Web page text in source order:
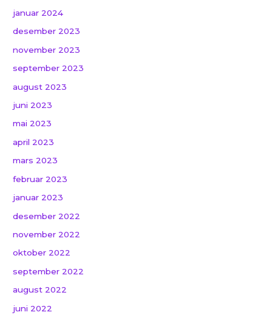
januar 2024
desember 2023
november 2023
september 2023
august 2023
juni 2023
mai 2023
april 2023
mars 2023
februar 2023
januar 2023
desember 2022
november 2022
oktober 2022
september 2022
august 2022
juni 2022